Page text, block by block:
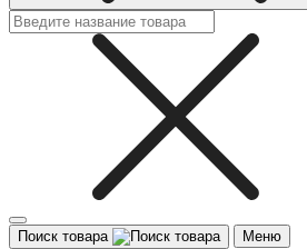
Поиск товара Меню